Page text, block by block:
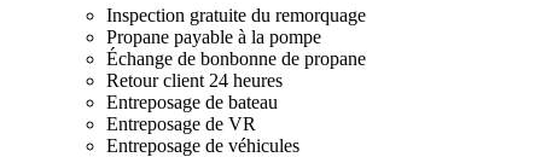
Inspection gratuite du remorquage
Propane payable à la pompe
Échange de bonbonne de propane
Retour client 24 heures
Entreposage de bateau
Entreposage de VR
Entreposage de véhicules